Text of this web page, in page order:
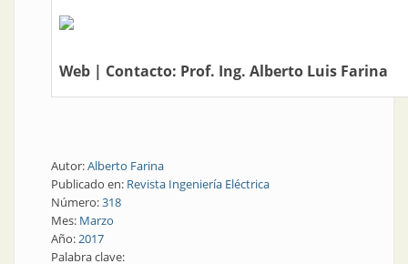
Web | Contacto: Prof. Ing. Alberto Luis Farina
Autor:Alberto Farina
Publicado en: Revista Ingeniería Eléctrica
Número:318
Mes: Marzo
Año:2017
Palabra clave: